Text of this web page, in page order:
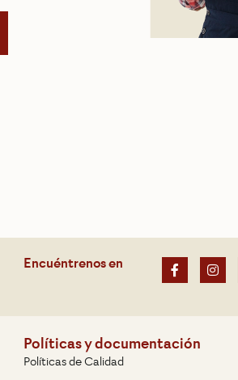
Encuéntrenos en
Políticas y documentación
Políticas de Calidad